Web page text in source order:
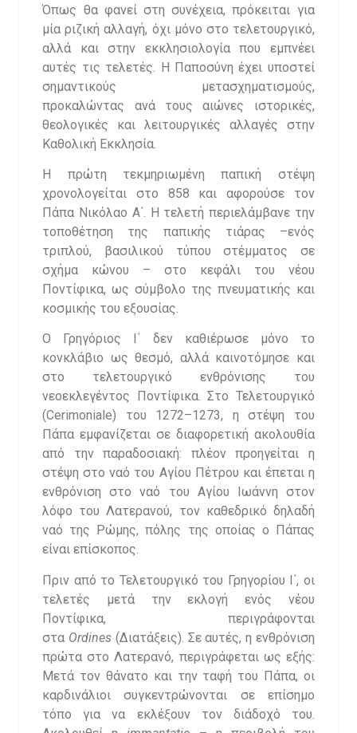
Όπως θα φανεί στη συνέχεια, πρόκειται για
μία ριζική αλλαγή, όχι μόνο στο τελετουργικό,
αλλά και στην εκκλησιολογία που εμπνέει
αυτές τις τελετές. Η Παποσύνη έχει υποστεί
σημαντικούς μετασχηματισμούς,
προκαλώντας ανά τους αιώνες ιστορικές,
θεολογικές και λειτουργικές αλλαγές στην
Καθολική Εκκλησία.
Η πρώτη τεκμηριωμένη παπική στέψη
χρονολογείται στο 858 και αφορούσε τον
Πάπα Νικόλαο Α΄. Η τελετή περιελάμβανε την
τοποθέτηση της παπικής τιάρας –ενός
τριπλού, βασιλικού τύπου στέμματος σε
σχήμα κώνου – στο κεφάλι του νέου
Ποντίφικα, ως σύμβολο της πνευματικής και
κοσμικής του εξουσίας.
Ο Γρηγόριος Ι΄ δεν καθιέρωσε μόνο το
κονκλάβιο ως θεσμό, αλλά καινοτόμησε και
στο τελετουργικό ενθρόνισης του
νεοεκλεγέντος Ποντίφικα. Στο Τελετουργικό
(Cerimoniale) του 1272–1273, η στέψη του
Πάπα εμφανίζεται σε διαφορετική ακολουθία
από την παραδοσιακή: πλέον προηγείται η
στέψη στο ναό του Αγίου Πέτρου και έπεται η
ενθρόνιση στο ναό του Αγίου Ιωάννη στον
λόφο του Λατερανού, τον καθεδρικό δηλαδή
ναό της Ρώμης, πόλης της οποίας ο Πάπας
είναι επίσκοπος.
Πριν από το Τελετουργικό του Γρηγορίου Ι΄, οι
τελετές μετά την εκλογή ενός νέου
Ποντίφικα, περιγράφονται
στα Ordines (Διατάξεις). Σε αυτές, η ενθρόνιση
πρώτα στο Λατερανό, περιγράφεται ως εξής:
Μετά τον θάνατο και την ταφή του Πάπα, οι
καρδινάλιοι συγκεντρώνονται σε επίσημο
τόπο για να εκλέξουν τον διάδοχό του.